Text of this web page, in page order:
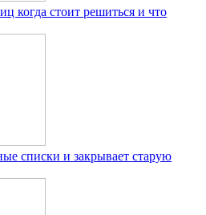
когда стоит решиться и что
списки и закрывает старую